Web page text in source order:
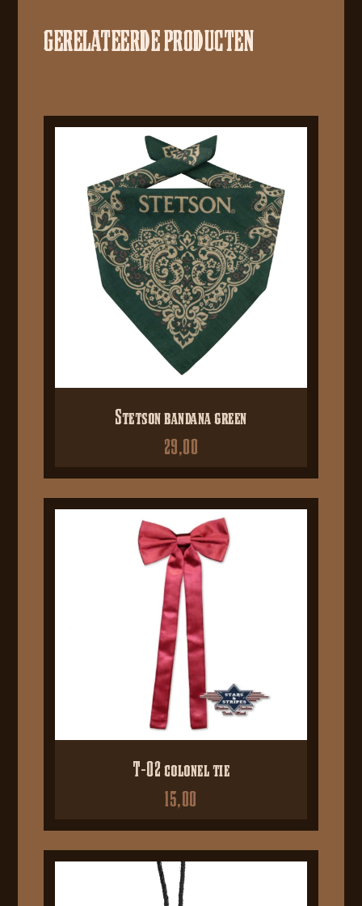
GERELATEERDE PRODUCTEN
Stetson bandana green
29,00
T-02 colonel tie
15,00